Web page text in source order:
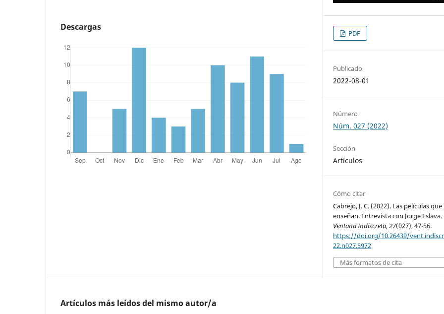
Descargas
PDF
Publicado
2022-08-01
Número
Núm. 027 (2022)
Sección
Artículos
Cómo citar
Cabrejo, J. C. (2022). Las películas
enseñan. Entrevista con Jorge Eslava.
Ventana Indiscreta,27(027), 47-56.
https://doi.org/10.26439/
22.n027.5972
Más formatos de cita
Artículos más leídos del mismo autor/a